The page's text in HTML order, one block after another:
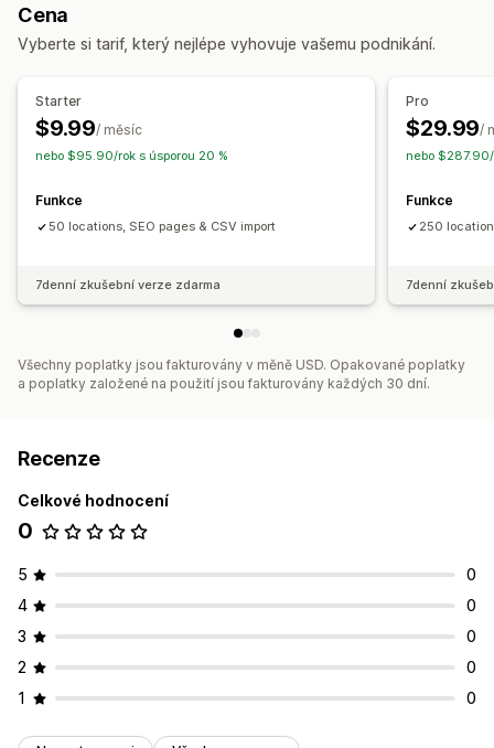
Obrázky
Responzivní design pro mobilní zařízení
Hledání podle lokality
Hledání podle názvu obchodu
Geolokace
Filtr vzdálenosti Zprávy o hledání
Cena
Vyberte si tarif, který nejlépe vyhovuje vašemu podnikání.
Starter
$9.99/ měsíc
nebo $95.90/rok s úsporou 20 %
Funkce
50 locations, SEO pages & CSV import
7denní zkušební verze zdarma
Pro
$29.99/
nebo
Funkce
250
7denní
Všechny poplatky jsou fakturovány v měně USD. Opakované poplatky
a poplatky založené na použití jsou fakturovány každých 30 dní.
Recenze
Celkové hodnocení
0
5
0
4
0
3
0
2
0
1
0